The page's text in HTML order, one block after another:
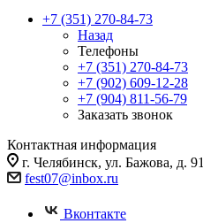
+7 (351) 270-84-73
Назад
Телефоны
+7 (351) 270-84-73
+7 (902) 609-12-28
+7 (904) 811-56-79
Заказать звонок
Контактная информация
г. Челябинск, ул. Бажова, д. 91
fest07@inbox.ru
Вконтакте